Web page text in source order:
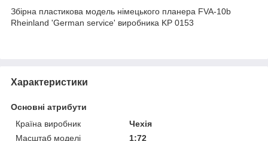
Збірна пластикова модель німецького планера FVA-10b
Rheinland 'German service' виробника KP 0153
Характеристики
Основні атрибути
Країна виробник
Чехія
Масштаб моделі
1:72